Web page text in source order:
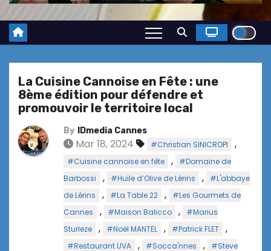
La Cuisine Cannoise en Fête : une
8ème édition pour défendre et
promouvoir le territoire local
By IDmedia Cannes
Mar 18, 2024 #Christian SINICROPI ,
#Cuisine cannoise en fête ,
#Domaine de
Barbossi
, #Huile d’Olive de Lérins ,
#L'abbaye
de Lérins
, #La Table 22 ,
#Les Gourmets de
Cannes
, #Maison Balicco ,
#Marius
Sturleze
, #Noël MANTEL , #Patrick FLET ,
#Restaurant UVA , #Socca'nnes ,
#Steve